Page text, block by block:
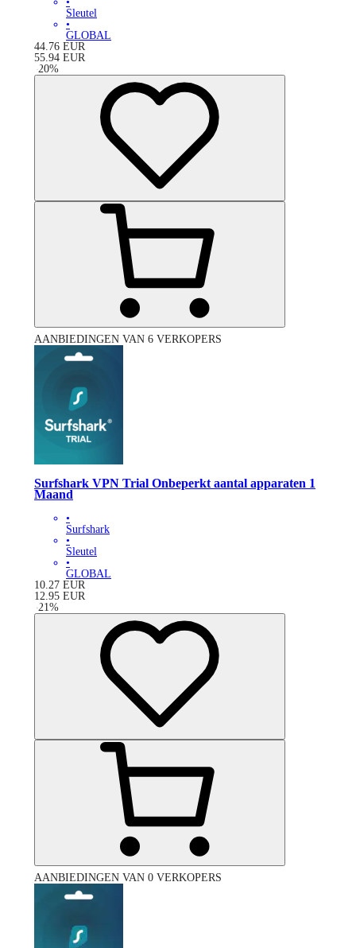
Sleutel
•
GLOBAL
44.76 EUR
55.94 EUR
-20%
AANBIEDINGEN VAN 6 VERKOPERS
Surfshark VPN Trial Onbeperkt aantal apparaten 1
Maand
•
Surfshark
•
Sleutel
•
GLOBAL
10.27 EUR
12.95 EUR
-21%
AANBIEDINGEN VAN 0 VERKOPERS